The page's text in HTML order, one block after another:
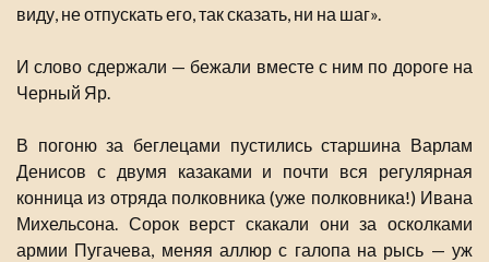
виду, не отпускать его, так сказать, ни на шаг».
И слово сдержали — бежали вместе с ним по дороге на
Черный Яр.
В погоню за беглецами пустились старшина Варлам
Денисов с двумя казаками и почти вся регулярная
конница из отряда полковника (уже полковника!) Ивана
Михельсона. Сорок верст скакали они за осколками
армии Пугачева, меняя аллюр с галопа на рысь — уж